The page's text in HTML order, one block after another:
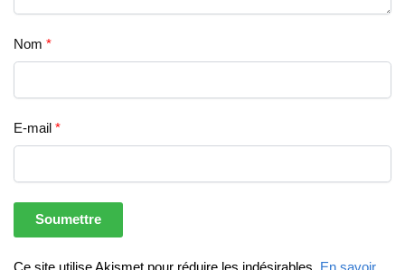
Nom *
E-mail *
Ce site utilise Akismet pour réduire les indésirables. En savoir